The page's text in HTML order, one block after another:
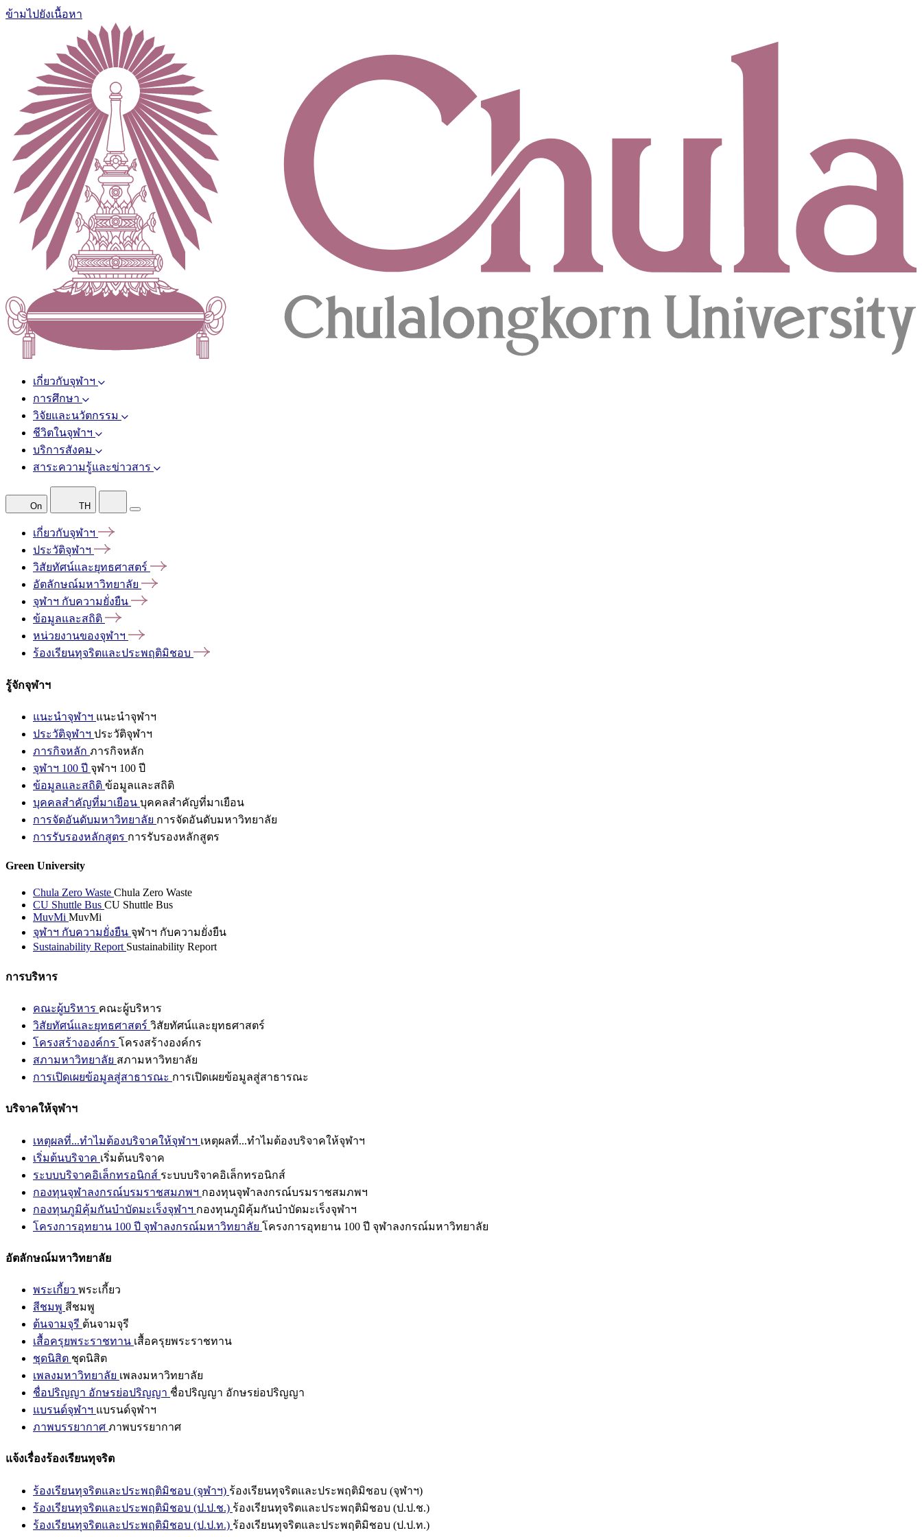
ข้ามไปยังเนื้อหา
เกี่ยวกับจุฬาฯ
การศึกษา
วิจัยและนวัตกรรม
ชีวิตในจุฬาฯ
บริการสังคม
สาระความรู้และข่าวสาร
On TH
เกี่ยวกับจุฬาฯ
ประวัติจุฬาฯ
วิสัยทัศน์และยุทธศาสตร์
อัตลักษณ์มหาวิทยาลัย
จุฬาฯ กับความยั่งยืน
ข้อมูลและสถิติ
หน่วยงานของจุฬาฯ
ร้องเรียนทุจริตและประพฤติมิชอบ
รู้จักจุฬาฯ
แนะนำจุฬาฯ แนะนำจุฬาฯ
ประวัติจุฬาฯ ประวัติจุฬาฯ
ภารกิจหลัก ภารกิจหลัก
จุฬาฯ 100 ปี จุฬาฯ 100 ปี
ข้อมูลและสถิติ ข้อมูลและสถิติ
บุคคลสำคัญที่มาเยือน บุคคลสำคัญที่มาเยือน
การจัดอันดับมหาวิทยาลัย การจัดอันดับมหาวิทยาลัย
การรับรองหลักสูตร การรับรองหลักสูตร
Green University
Chula Zero Waste Chula Zero Waste
CU Shuttle Bus CU Shuttle Bus
MuvMi MuvMi
จุฬาฯ กับความยั่งยืน จุฬาฯ กับความยั่งยืน
Sustainability Report Sustainability Report
การบริหาร
คณะผู้บริหาร คณะผู้บริหาร
วิสัยทัศน์และยุทธศาสตร์ วิสัยทัศน์และยุทธศาสตร์
โครงสร้างองค์กร โครงสร้างองค์กร
สภามหาวิทยาลัย สภามหาวิทยาลัย
การเปิดเผยข้อมูลสู่สาธารณะ การเปิดเผยข้อมูลสู่สาธารณะ
บริจาคให้จุฬาฯ
เหตุผลที่...ทำไมต้องบริจาคให้จุฬาฯ เหตุผลที่...ทำไมต้องบริจาคให้จุฬาฯ
เริ่มต้นบริจาค เริ่มต้นบริจาค
ระบบบริจาคอิเล็กทรอนิกส์ ระบบบริจาคอิเล็กทรอนิกส์
กองทุนจุฬาลงกรณ์บรมราชสมภพฯ กองทุนจุฬาลงกรณ์บรมราชสมภพฯ
กองทุนภูมิคุ้มกันบำบัดมะเร็งจุฬาฯ กองทุนภูมิคุ้มกันบำบัดมะเร็งจุฬาฯ
โครงการอุทยาน 100 ปี จุฬาลงกรณ์มหาวิทยาลัย โครงการอุทยาน 100 ปี จุฬาลงกรณ์มหาวิทยาลัย
อัตลักษณ์มหาวิทยาลัย
พระเกี้ยว พระเกี้ยว
สีชมพู สีชมพู
ต้นจามจุรี ต้นจามจุรี
เสื้อครุยพระราชทาน เสื้อครุยพระราชทาน
ชุดนิสิต ชุดนิสิต
เพลงมหาวิทยาลัย เพลงมหาวิทยาลัย
ชื่อปริญญา อักษรย่อปริญญา ชื่อปริญญา อักษรย่อปริญญา
แบรนด์จุฬาฯ แบรนด์จุฬาฯ
ภาพบรรยากาศ ภาพบรรยากาศ
แจ้งเรื่องร้องเรียนทุจริต
ร้องเรียนทุจริตและประพฤติมิชอบ (จุฬาฯ) ร้องเรียนทุจริตและประพฤติมิชอบ (จุฬาฯ)
ร้องเรียนทุจริตและประพฤติมิชอบ (ป.ป.ช.) ร้องเรียนทุจริตและประพฤติมิชอบ (ป.ป.ช.)
ร้องเรียนทุจริตและประพฤติมิชอบ (ป.ป.ท.) ร้องเรียนทุจริตและประพฤติมิชอบ (ป.ป.ท.)